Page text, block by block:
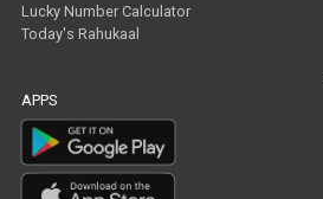
Lucky Number Calculator
Today's Rahukaal
APPS